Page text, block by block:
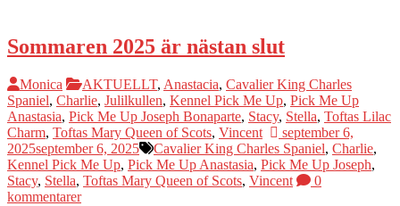
Sommaren 2025 är nästan slut
Monica AKTUELLT, Anastacia, Cavalier King Charles
Spaniel, Charlie, Julilkullen, Kennel Pick Me Up, Pick Me Up
Anastasia, Pick Me Up Joseph Bonaparte, Stacy, Stella, Toftas Lilac
Charm, Toftas Mary Queen of Scots, Vincent
september 6,
2025september 6, 2025 Cavalier King Charles Spaniel, Charlie,
Kennel Pick Me Up, Pick Me Up Anastasia, Pick Me Up Joseph,
Stacy, Stella, Toftas Mary Queen of Scots, Vincent
0
kommentarer